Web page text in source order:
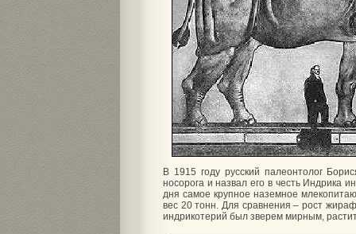
В 1915 году русский палеонтолог
носорога и назвал его в честь Индрика
дня самое крупное наземное
вес 20 тонн. Для сравнения – рост
индрикотерий был зверем мирным,